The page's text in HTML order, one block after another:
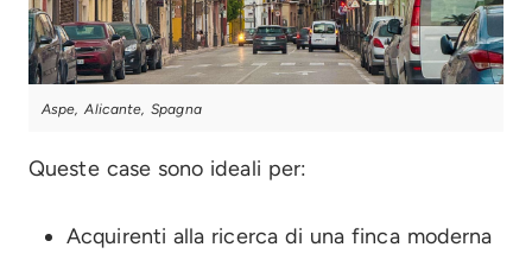
Aspe, Alicante, Spagna
Queste case sono ideali per:
Acquirenti alla ricerca di una finca moderna